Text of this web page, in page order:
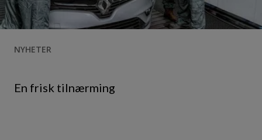
NYHETER
En frisk tilnærming